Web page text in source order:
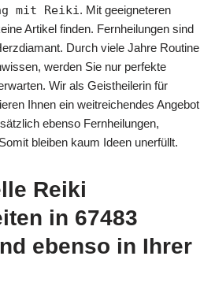
mit Reiki. Mit geeigneteren
Artikel finden. Fernheilungen sind
Durch viele Jahre Routine
werden Sie nur perfekte
Wir als Geistheilerin für
Ihnen ein weitreichendes Angebot
ebenso Fernheilungen,
bleiben kaum Ideen unerfüllt.
Reiki
in 67483
ebenso in Ihrer